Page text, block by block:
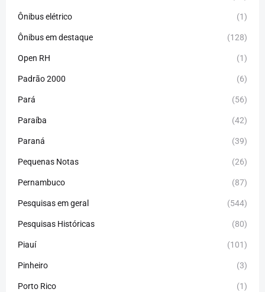
Ônibus elétrico (1)
Ônibus em destaque (128)
Open RH (1)
Padrão 2000 (6)
Pará (56)
Paraíba (42)
Paraná (39)
Pequenas Notas (26)
Pernambuco (87)
Pesquisas em geral (544)
Pesquisas Históricas (80)
Piauí (101)
Pinheiro (3)
Porto Rico (1)